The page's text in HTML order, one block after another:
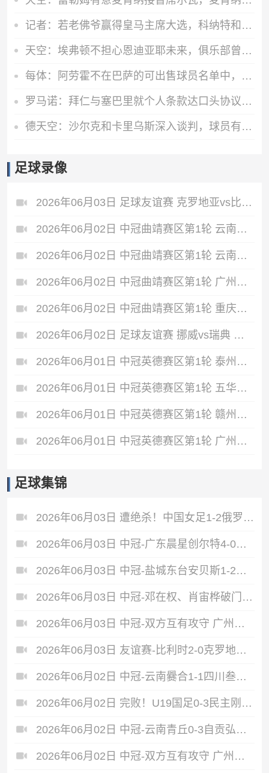
记者：若老佛爷赢得皇马主席大选，科纳特和邓弗里斯将会加盟
天空：埃弗顿不担心恩迪亚耶未来，俱乐部曾就改善合同进行过谈判
每体：阿劳霍不在巴萨的可出售球员名单中，球员也不打算离队
罗马诺：拜仁与塞巴里就个人条款达口头协议！俱乐部之间正在谈判
德天空：沙尔克和卡里乌斯深入谈判，球员有望涨薪续约至2028年
足球录像
2026年06月03日 足球友谊赛 克罗地亚vs比利时 全场录像
2026年06月02日 中冠曲靖赛区第1轮 云南爨合 VS 四川叁壹捌重龙 全场录像
2026年06月02日 中冠曲靖赛区第1轮 云南青丘 VS 自贡弘祥电碳 全场录像
2026年06月02日 中冠曲靖赛区第1轮 广州悦高 VS 重庆润麒 全场录像
2026年06月02日 中冠曲靖赛区第1轮 重庆瀚达 VS 贵州飞鹰 全场录像
2026年06月02日 足球友谊赛 挪威vs瑞典 全场录像
2026年06月01日 中冠英德赛区第1轮 泰州早茶黑马 VS 中国澳门U23 全场录像
2026年06月01日 中冠英德赛区第1轮 五华华京 VS 广州联增城澳体 全场录像
2026年06月01日 中冠英德赛区第1轮 赣州红星 VS 盐城东台安贝斯 全场录像
2026年06月01日 中冠英德赛区第1轮 广州黄埔志诚 VS 广东晨星创尔特 全场录像
足球集锦
2026年06月03日 遭绝杀！中国女足1-2俄罗斯女足 王霜世界波难救主对手86分钟破门
2026年06月03日 中冠-广东晨星创尔特4-0赣州红星 罗凯梅开二度
2026年06月03日 中冠-盐城东台安贝斯1-2广州黄埔志诚 李启涛梅开二度
2026年06月03日 中冠-邓在权、肖宙桦破门 中国澳门U23 1-2 五华华京
2026年06月03日 中冠-双方互有攻守 广州联增城澳体0-0泰州早茶黑马
2026年06月03日 友谊赛-比利时2-0克罗地亚 蒂莱曼斯推射破门卢卡库单刀建功
2026年06月02日 中冠-云南爨合1-1四川叁壹捌重龙 余杰迪头球绝平
2026年06月02日 完败！U19国足0-3民主刚果U23 依合散黄油手U19国足0射门0角球
2026年06月02日 中冠-云南青丘0-3自贡弘祥电碳 李卓阳、杜威薇破门
2026年06月02日 中冠-双方互有攻守 广州悦高0-0重庆长寿润麒